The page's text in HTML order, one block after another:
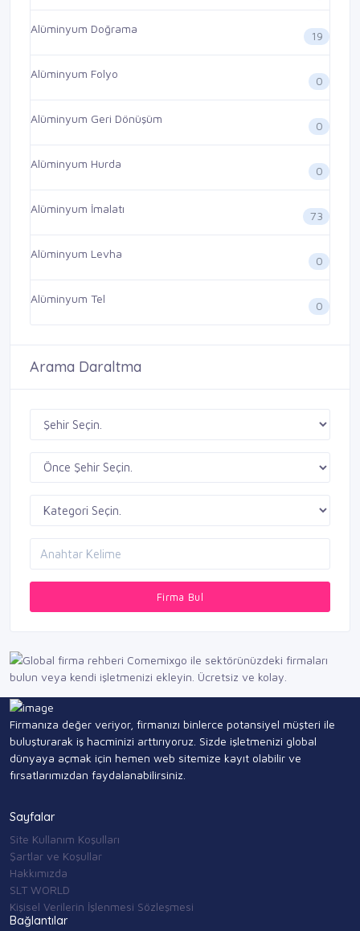
Alüminyum Doğrama
19
Alüminyum Folyo
0
Alüminyum Geri Dönüşüm
0
Alüminyum Hurda
0
Alüminyum İmalatı
73
Alüminyum Levha
0
Alüminyum Tel
0
Arama Daraltma
Firma Bul
Firmanıza değer veriyor, firmanızı binlerce potansiyel müşteri ile
buluşturarak iş hacminizi arttırıyoruz. Sizde işletmenizi global
dünyaya açmak için hemen web sitemize kayıt olabilir ve
fırsatlarımızdan faydalanabilirsiniz.
Sayfalar
Site Kullanım Koşulları
Şartlar ve Koşullar
Hakkımızda
SLT WORLD
Kişisel Verilerin İşlenmesi Sözleşmesi
Bağlantılar